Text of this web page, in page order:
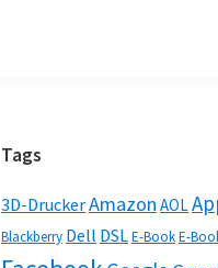
Seitenspalte
Tags
3D-DruckerAmazon AOL
Blackberry Dell DSLE-BookE-